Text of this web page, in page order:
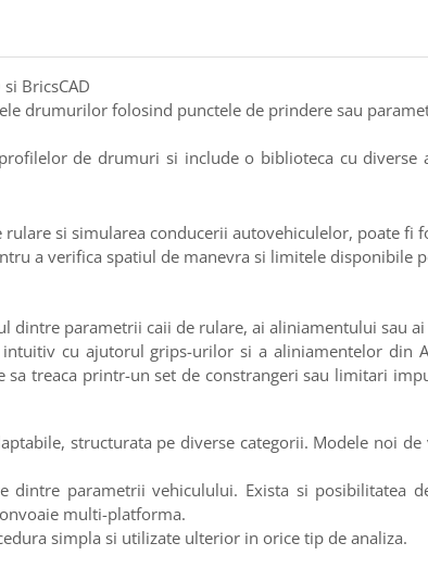
BricsCAD
drumurilor folosind punctele de prindere sau
de drumuri si include o biblioteca cu
si simularea conducerii autovehiculelor, poate
a verifica spatiul de manevra si limitele disponibile
dintre parametrii caii de rulare, ai aliniamentului sau
cu ajutorul grips-urilor si a aliniamentelor din
treaca printr-un set de constrangeri sau limitari
structurata pe diverse categorii. Modele noi
parametrii vehiculului. Exista si posibilitatea
multi-platforma.
simpla si utilizate ulterior in orice tip de analiza.